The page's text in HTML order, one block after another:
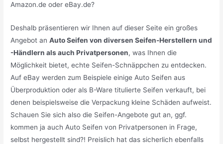
Amazon.de oder eBay.de?
Deshalb präsentieren wir Ihnen auf dieser Seite ein großes
Angebot anAuto Seifen von diversen Seifen-Herstellern und
-Händlern als auch Privatpersonen, was Ihnen die
Möglichkeit bietet, echte Seifen-Schnäppchen zu entdecken.
Auf eBay werden zum Beispiele einige Auto Seifen aus
Überproduktion oder als B-Ware titulierte Seifen verkauft, bei
denen beispielsweise die Verpackung kleine Schäden aufweist.
Schauen Sie sich also die Seifen-Angebote gut an, ggf.
kommen ja auch Auto Seifen von Privatpersonen in Frage,
selbst hergestellt sind?! Preislich hat das sicherlich ebenfalls